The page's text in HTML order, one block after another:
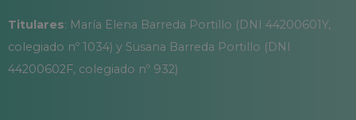
Titulares: María Elena Barreda Portillo (DNI 44200601Y,
colegiado nº 1034) y Susana Barreda Portillo (DNI
44200602F, colegiado nº 932)